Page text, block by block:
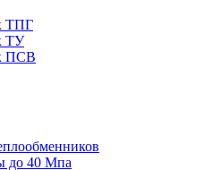
ТПГ
ТУ
ПСВ